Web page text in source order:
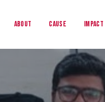
About Cause Impact